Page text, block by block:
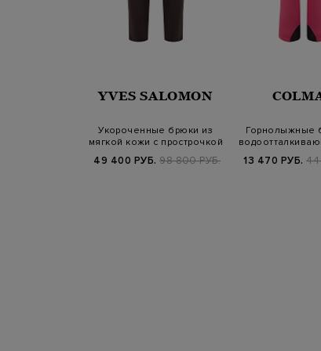
YVES SALOMON
Укороченные брюки из
мягкой кожи с прострочкой
49 400 РУБ. 98 800 РУБ.
Горнолыжные
13 470 РУБ.